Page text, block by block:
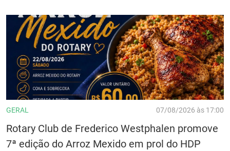
GERAL 07/08/2026 às 17:00
Rotary Club de Frederico Westphalen promove
7ª edição do Arroz Mexido em prol do HDP